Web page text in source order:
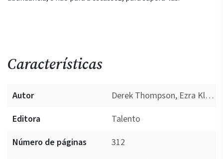
Características
Autor
Derek Thompson, Ezra Klein
Editora
Talento
Número de páginas
312